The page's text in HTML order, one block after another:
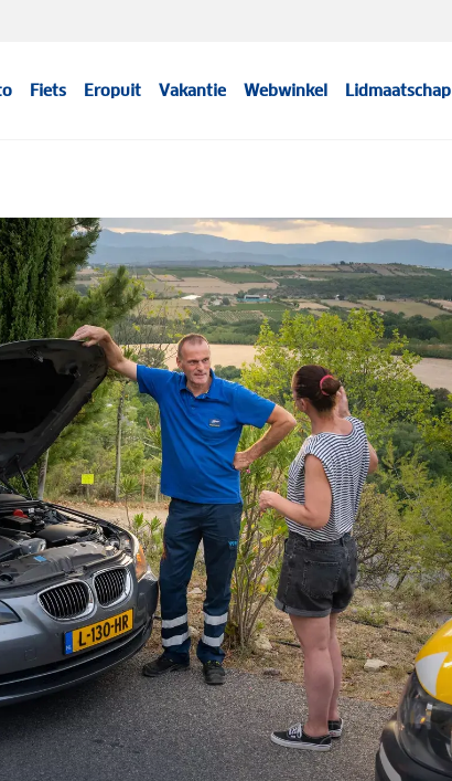
Fiets Eropuit Vakantie Webwinkel Lidmaatschap